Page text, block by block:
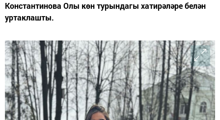
Константинова Олы көн турындагы хатирәләре белән
уртаклашты.